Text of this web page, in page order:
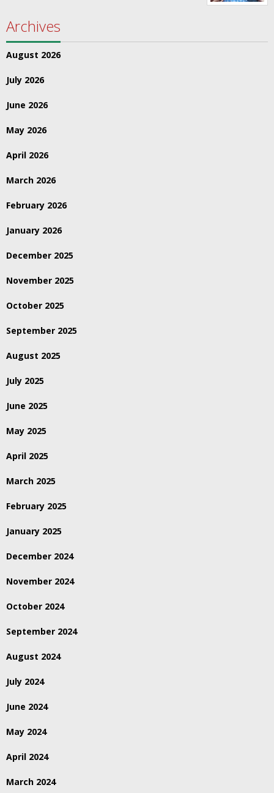
Archives
August 2026
July 2026
June 2026
May 2026
April 2026
March 2026
February 2026
January 2026
December 2025
November 2025
October 2025
September 2025
August 2025
July 2025
June 2025
May 2025
April 2025
March 2025
February 2025
January 2025
December 2024
November 2024
October 2024
September 2024
August 2024
July 2024
June 2024
May 2024
April 2024
March 2024